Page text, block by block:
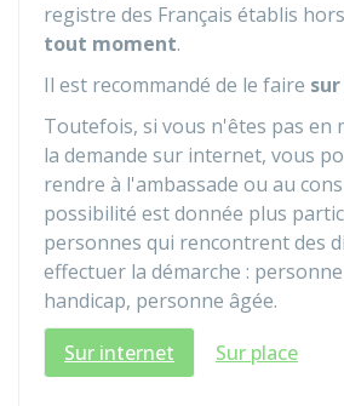
registre des Français établis
tout moment.
Il est recommandé de le faire
Toutefois, si vous n'êtes pas en
la demande sur internet, vous
rendre à l'ambassade ou au
possibilité est donnée plus
personnes qui rencontrent des
effectuer la démarche :
handicap, personne âgée.
Sur internet
Sur place